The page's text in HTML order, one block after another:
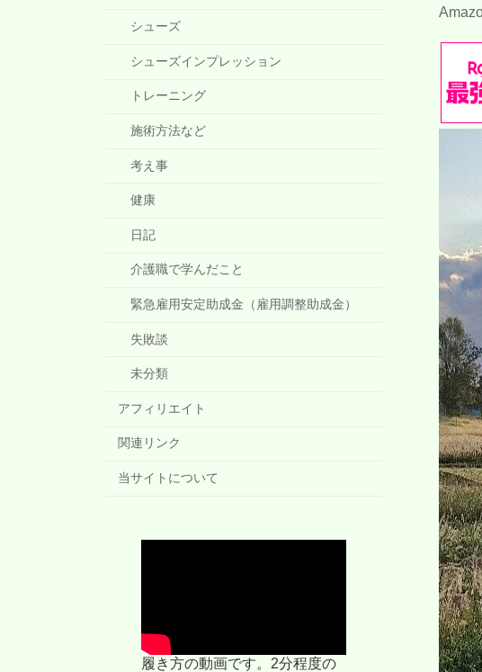
シューズ
シューズインプレッション
トレーニング
施術方法など
考え事
健康
日記
介護職で学んだこと
緊急雇用安定助成金（雇用調整助成金）
失敗談
未分類
アフィリエイト
関連リンク
当サイトについて
履き方の動画です。2分程度の